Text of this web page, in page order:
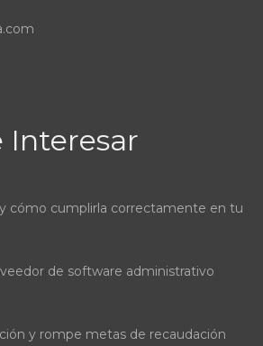
Interesar
cómo cumplirla correctamente en tu
de software administrativo
y rompe metas de recaudación